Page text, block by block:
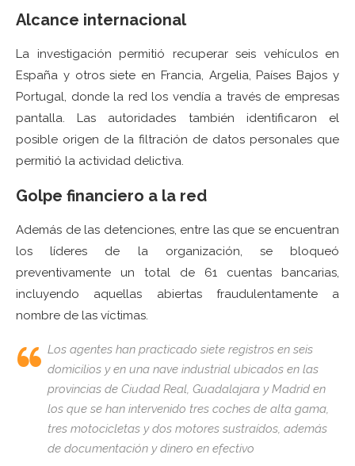
Alcance internacional
La investigación permitió recuperar seis vehículos en
España y otros siete en Francia, Argelia, Países Bajos y
Portugal, donde la red los vendía a través de empresas
pantalla. Las autoridades también identificaron el
posible origen de la filtración de datos personales que
permitió la actividad delictiva.
Golpe financiero a la red
Además de las detenciones, entre las que se encuentran
los líderes de la organización, se bloqueó
preventivamente un total de 61 cuentas bancarias,
incluyendo aquellas abiertas fraudulentamente a
nombre de las víctimas.
Los agentes han practicado siete registros en seis
domicilios y en una nave industrial ubicados en las
provincias de Ciudad Real, Guadalajara y Madrid en
los que se han intervenido tres coches de alta gama,
tres motocicletas y dos motores sustraídos, además
de documentación y dinero en efectivo